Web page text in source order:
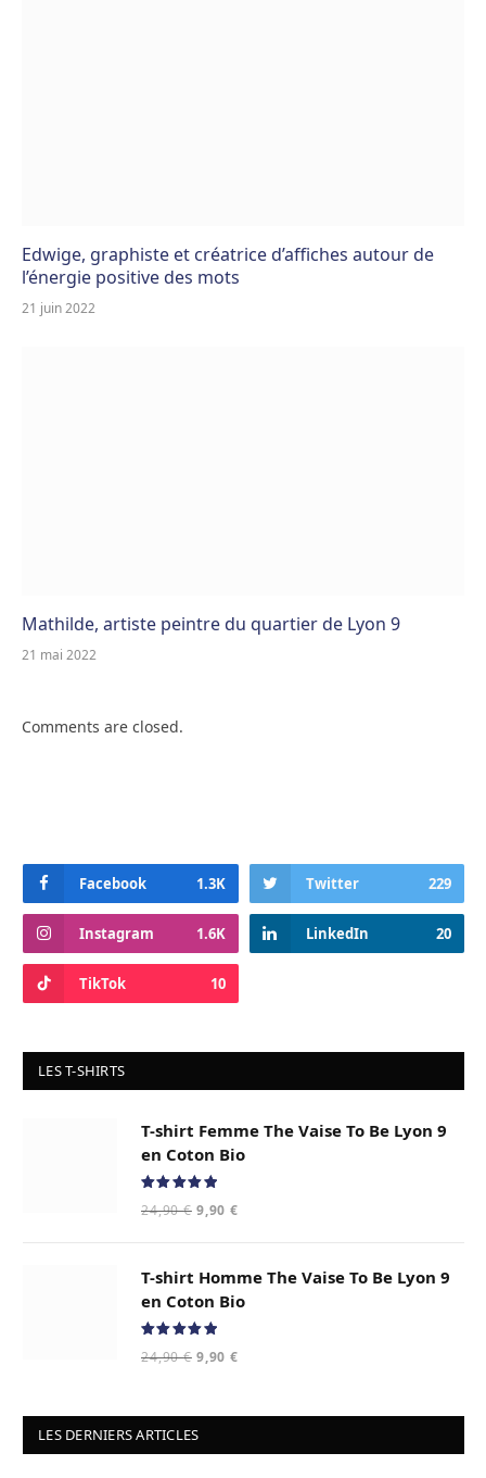
Edwige, graphiste et créatrice d’affiches autour de
l’énergie positive des mots
21 juin 2022
Mathilde, artiste peintre du quartier de Lyon 9
21 mai 2022
Comments are closed.
Facebook 1.3K Twitter 229
Instagram 1.6K LinkedIn 20
TikTok 10
LES T-SHIRTS
T-shirt Femme The Vaise To Be Lyon 9
en Coton Bio
sur 5
24,90€ Le
était :
24,90 €.
9,90€Le
est :
9,90 €.
T-shirt Homme The Vaise To Be Lyon 9
en Coton Bio
sur 5
24,90€ Le
24,90 €.
9,90€Le
LES DERNIERS ARTICLES